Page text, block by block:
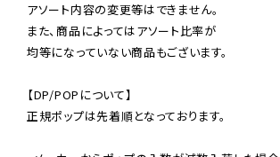
アソート内容の変更等はできません。
また、商品によってはアソート比率が
均等になっていない商品もございます。
【DP/POPについて】
正規ポップは先着順となっております。